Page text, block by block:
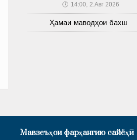
🕔 14:00, 2.Авг 2026
Ҳамаи маводҳои бахш
Мавзеъҳои фарҳангию сайёҳӣ